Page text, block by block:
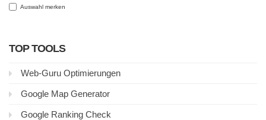
Auswahl merken
TOP TOOLS
Web-Guru Optimierungen
Google Map Generator
Google Ranking Check